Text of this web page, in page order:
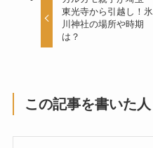
東光寺から引越し！氷
川神社の場所や時期
は？
この記事を書いた人